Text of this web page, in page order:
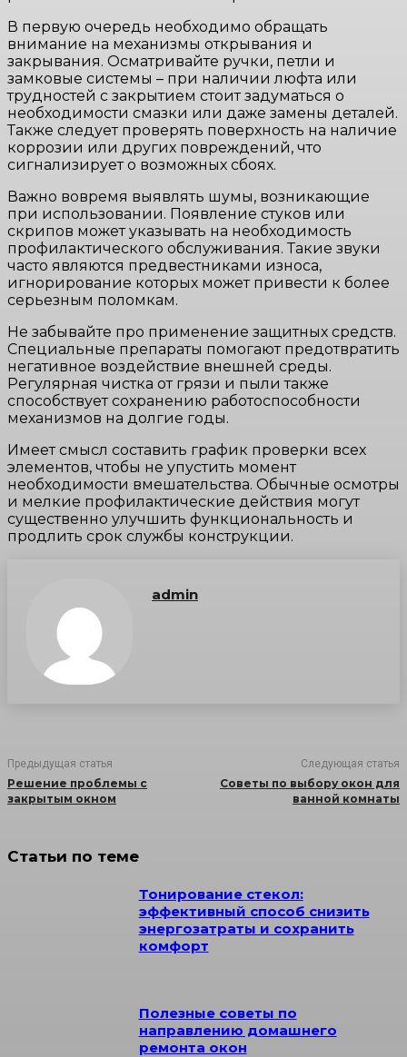
В первую очередь необходимо обращать
внимание на механизмы открывания и
закрывания. Осматривайте ручки, петли и
замковые системы – при наличии люфта или
трудностей с закрытием стоит задуматься о
необходимости смазки или даже замены деталей.
Также следует проверять поверхность на наличие
коррозии или других повреждений, что
сигнализирует о возможных сбоях.
Важно вовремя выявлять шумы, возникающие
при использовании. Появление стуков или
скрипов может указывать на необходимость
профилактического обслуживания. Такие звуки
часто являются предвестниками износа,
игнорирование которых может привести к более
серьезным поломкам.
Не забывайте про применение защитных средств.
Специальные препараты помогают предотвратить
негативное воздействие внешней среды.
Регулярная чистка от грязи и пыли также
способствует сохранению работоспособности
механизмов на долгие годы.
Имеет смысл составить график проверки всех
элементов, чтобы не упустить момент
необходимости вмешательства. Обычные осмотры
и мелкие профилактические действия могут
существенно улучшить функциональность и
продлить срок службы конструкции.
admin
Предыдущая статья
Решение проблемы с
закрытым окном
Следующая статья
Советы по выбору окон для
ванной комнаты
Статьи по теме
Тонирование стекол:
эффективный способ снизить
энергозатраты и сохранить
комфорт
Полезные советы по
направлению домашнего
ремонта окон